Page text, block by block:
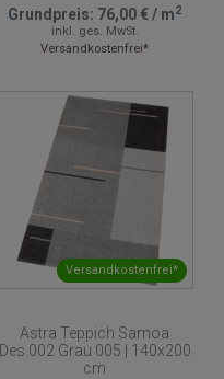
Grundpreis: 76,00 €/ m2
inkl. ges. MwSt.
Versandkostenfrei*
Versandkostenfrei*
Astra Teppich Samoa
Des.002 Grau 005 | 140x200
cm